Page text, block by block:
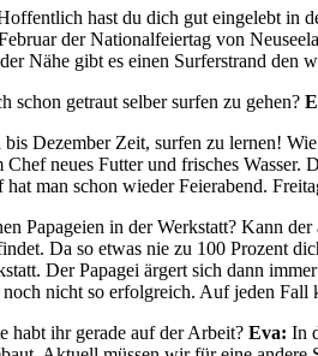
hast du dich gut eingelebt in
der Nationalfeiertag von
Nähe gibt es einen Surferstrand den
schon getraut selber surfen zu gehen?
Dezember Zeit, surfen zu lernen!
neues Futter und frisches
man schon wieder Feierabend.
Papageien in der Werkstatt? Kann
Da so etwas nie zu 100 Prozent
Der Papagei ärgert sich dann
nicht so erfolgreich. Auf jeden Fall
habt ihr gerade auf der Arbeit? Eva: In